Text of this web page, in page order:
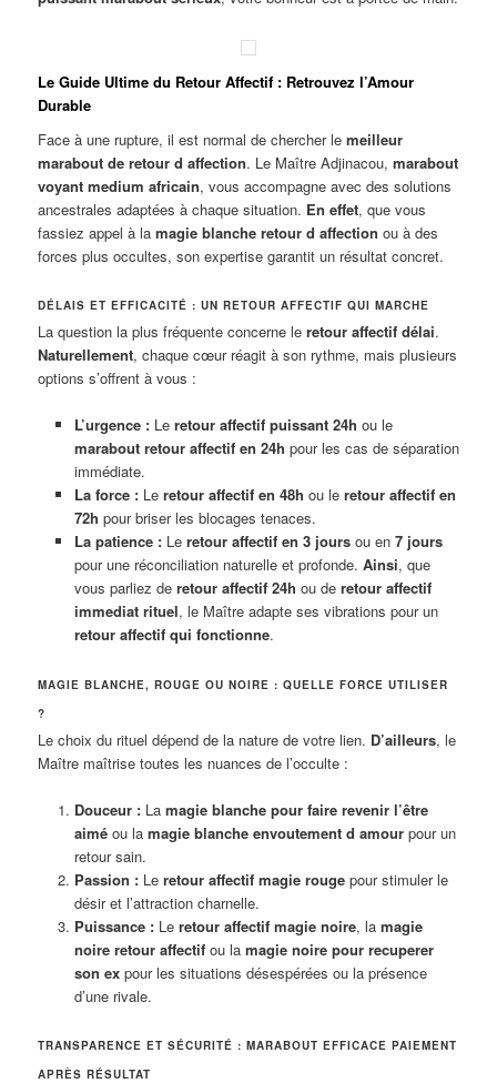
Le Guide Ultime du Retour Affectif : Retrouvez l’Amour
Durable
Face à une rupture, il est normal de chercher lemeilleur
marabout de retour d affection. Le Maître Adjinacou,marabout
voyant medium africain, vous accompagne avec des solutions
ancestrales adaptées à chaque situation. En effet, que vous
fassiez appel à lamagie blanche retour d affection ou à des
forces plus occultes, son expertise garantit un résultat concret.
DÉLAIS ET EFFICACITÉ : UN RETOUR AFFECTIF QUI MARCHE
La question la plus fréquente concerne leretour affectif délai.
Naturellement, chaque cœur réagit à son rythme, mais plusieurs
options s’offrent à vous :
L’urgence :Le retour affectif puissant 24h ou le
marabout retour affectif en 24h pour les cas de séparation
immédiate.
La force :Le retour affectif en 48h ou le retour affectif en
72h pour briser les blocages tenaces.
La patience :Le retour affectif en 3 joursou en 7 jours
pour une réconciliation naturelle et profonde. Ainsi, que
vous parliez de retour affectif 24h ou de retour affectif
immediat rituel, le Maître adapte ses vibrations pour un
retour affectif qui fonctionne.
MAGIE BLANCHE, ROUGE OU NOIRE : QUELLE FORCE UTILISER
?
Le choix du rituel dépend de la nature de votre lien. D’ailleurs, le
Maître maîtrise toutes les nuances de l’occulte :
Douceur :La magie blanche pour faire revenir l’être
aiméou la magie blanche envoutement d amourpour un
retour sain.
Passion :Le retour affectif magie rougepour stimuler le
désir et l’attraction charnelle.
Puissance :Le retour affectif magie noire, la magie
noire retour affectifou la magie noire pour recuperer
son expour les situations désespérées ou la présence
d’une rivale.
TRANSPARENCE ET SÉCURITÉ : MARABOUT EFFICACE PAIEMENT
APRÈS RÉSULTAT